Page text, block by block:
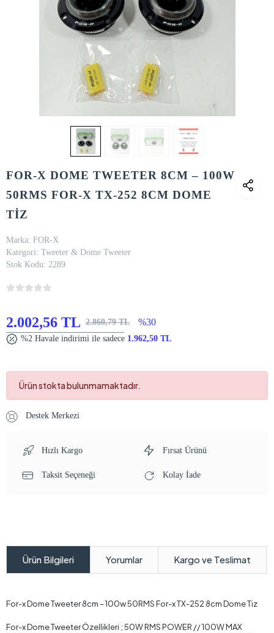
FOR-X DOME TWEETER 8CM – 100W
50RMS FOR-X TX-252 8CM DOME
TİZ
Marka: FOR-X
Kategori: Tweeter & Dome Tweeter
Stok Kodu: 2289
2.002,56 TL 2.860,79 TL %30
%2 Havale indirimi ile sadece 1.962,50 TL
Ürün stokta bulunmamaktadır.
Destek Merkezi
Hızlı Kargo Fırsat Ürünü
Taksit Seçeneği Kolay İade
Ürün Bilgileri Yorumlar Kargo ve Teslimat
For-x Dome Tweeter 8cm – 100w 50RMS For-x TX-252 8cm Dome Tiz
For-x Dome Tweeter Özellikleri ; 50W RMS POWER // 100W MAX